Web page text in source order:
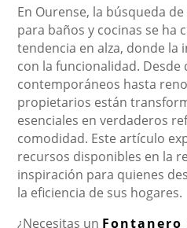
En Ourense, la búsqueda
para baños y cocinas se ha
tendencia en alza, donde la
con la funcionalidad. Desde
contemporáneos hasta
propietarios están
esenciales en verdaderos
comodidad. Este artículo
recursos disponibles en la
inspiración para quienes
la eficiencia de sus hogares.
¿Necesitas un Fontanero